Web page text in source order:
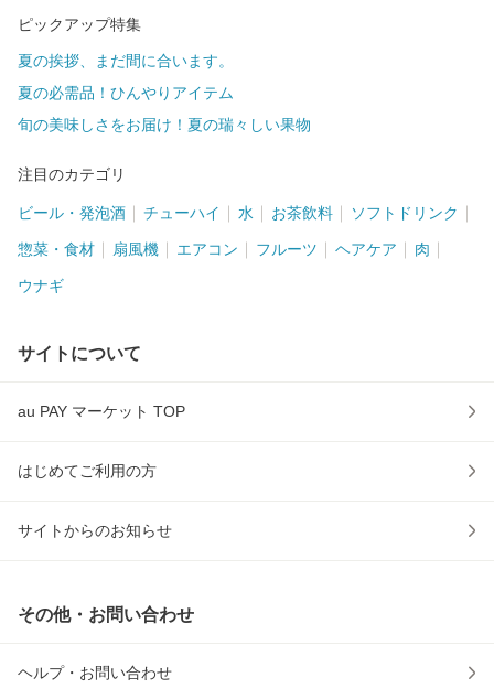
ピックアップ特集
夏の挨拶、まだ間に合います。
夏の必需品！ひんやりアイテム
旬の美味しさをお届け！夏の瑞々しい果物
注目のカテゴリ
ビール・発泡酒 チューハイ 水 お茶飲料 ソフトドリンク
惣菜・食材 扇風機 エアコン フルーツ ヘアケア 肉
ウナギ
サイトについて
au PAY マーケット TOP
はじめてご利用の方
サイトからのお知らせ
その他・お問い合わせ
ヘルプ・お問い合わせ